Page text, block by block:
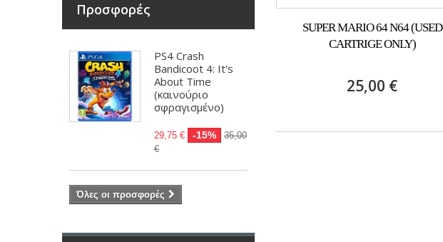
Προσφορές
PS4 Crash
Bandicoot 4: It's
About Time
(καινούριο
σφραγισμένο)
29,75 € -15%
35,00
€
Όλες οι προσφορές
SUPER MARIO 64 N64 (USED
CARTRIGE ONLY)
25,00 €